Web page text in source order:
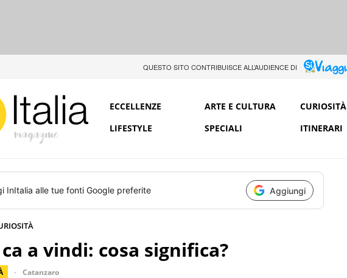
QUESTO SITO CONTRIBUISCE ALL’AUDIENCE DI
ECCELLENZE ARTE E CULTURA CURIOSITÀ
LIFESTYLE
SPECIALI ITINERARI
InItalia alle tue fonti Google preferite Aggiungi
a vindi: cosa significa?
Catanzaro